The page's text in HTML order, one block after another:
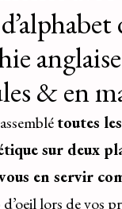
& en
toutes
sur deux
en servir
lors de vos